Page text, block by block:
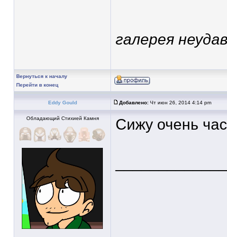
галерея
Вернуться к началу
Перейти в конец
Eddy Gould Добавлено: Чт июн 26, 2014 4:14 pm
Обладающий Стихией Камня Сижу очень